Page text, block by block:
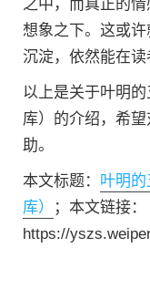
之中，而真正的
想象之下。这或
沉淀，依然能在读
以上是关于叶明
库）的介绍，希
助。
本文标题： 叶明
库）
；本文链接：
https://